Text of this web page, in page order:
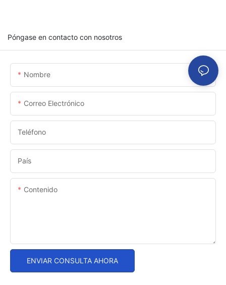
Póngase en contacto con nosotros
Nombre
Correo Electrónico
Teléfono
País
Contenido
ENVIAR CONSULTA AHORA